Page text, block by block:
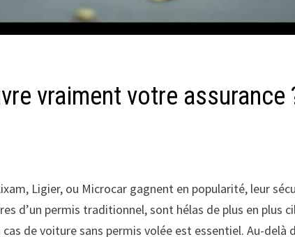
vraiment votre assurance
Ligier, ou Microcar gagnent en popularité, leur
d’un permis traditionnel, sont hélas de plus en plus
de voiture sans permis volée est essentiel. Au-